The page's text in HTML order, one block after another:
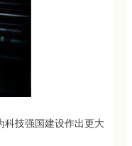
技强国建设作出更大